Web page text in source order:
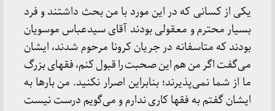
یکی از کسانی که در این مورد با من بحث داشتند و فرد
بسیار محترم و معقولی بودند آقای سیدعباس موسویان
بودند که متاسفانه در جریان کرونا مرحوم شدند، ایشان
می‌گفت اگر من هم این صحبت را قبول کنم، فقهای بزرگ
ما از شما نمی‌پذیرند؛ بنابراین اصرار نکنید. من بارها به
ایشان گفتم به فقها کاری ندارم و می‌گویم درست نیست